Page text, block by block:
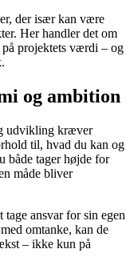
der især kan være
Her handler det om
projektets værdi – og
og ambition
udvikling kræver
til, hvad du kan og
både tager højde for
måde bliver
ansvar for sin egen
omtanke, kan de
– ikke kun på